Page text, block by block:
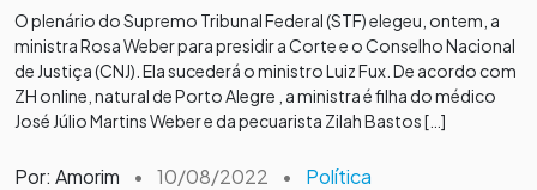
O plenário do Supremo Tribunal Federal (STF) elegeu, ontem, a
ministra Rosa Weber para presidir a Corte e o Conselho Nacional
de Justiça (CNJ). Ela sucederá o ministro Luiz Fux. De acordo com
ZH online, natural de Porto Alegre , a ministra é filha do médico
José Júlio Martins Weber e da pecuarista Zilah Bastos […]
Por: Amorim • 10/08/2022 • Política